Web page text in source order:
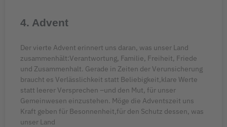
4. Advent
Der vierte Advent erinnert uns daran, was unser Land
zusammenhält:Verantwortung, Familie, Freiheit, Friede
und Zusammenhalt. Gerade in Zeiten der Verunsicherung
braucht es Verlässlichkeit statt Beliebigkeit,klare Werte
statt leerer Versprechen –und den Mut, für unser
Gemeinwesen einzustehen. Möge die Adventszeit uns
Kraft geben für Besonnenheit,für den Schutz dessen, was
unser Land